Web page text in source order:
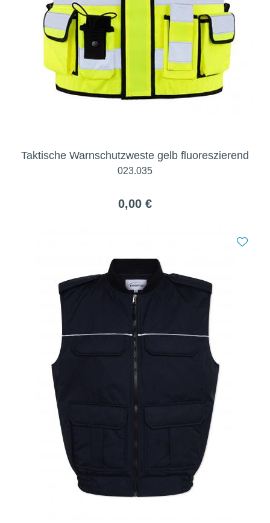
Taktische Warnschutzweste gelb fluoreszierend
023.035
0,00 €